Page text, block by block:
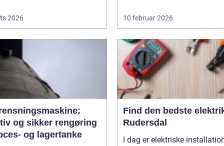
2026 10 februar 2026
og sikker rengøring
og lagertanke
Find den bedste
Rudersdal
I dag er elektriske